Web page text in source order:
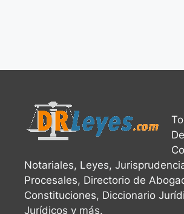
Notariales, Leyes,
Procesales, Directorio de
Constituciones, Diccionario
Jurídicos y más.